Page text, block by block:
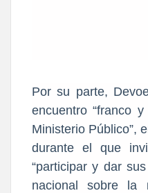
Por su parte,
encuentro “franco
Ministerio Público”,
durante el que
“participar y dar
nacional sobre la